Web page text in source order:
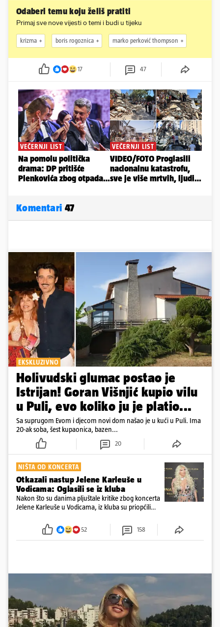
Odaberi temu koju želiš pratiti
Primaj sve nove vijesti o temi i budi u tijeku
krizma boris rogoznica marko perković thompson
17 47
Komentari 47
EKSKLUZIVNO
Holivudski glumac postao je
Istrijan! Goran Višnjić kupio vilu
u Puli, evo koliko ju je platio...
Sa suprugom Evom i djecom novi dom našao je u kući u Puli. Ima
20-ak soba, šest kupaonica, bazen...
20
NIŠTA OD KONCERTA
Otkazali nastup Jelene Karleuše u
Vodicama: Oglasili se iz kluba
Nakon što su danima pljuštale kritike zbog koncerta
Jelene Karleuše u Vodicama, iz kluba su priopćili
blagdan Velike Gospe
52 158